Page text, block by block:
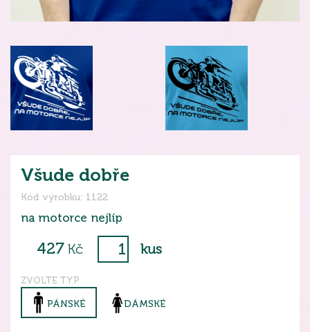
Všude dobře
Kód výrobku: 1122
na motorce nejlíp
427 Kč kus
ZVOLTE TYP
PÁNSKÉ DÁMSKÉ